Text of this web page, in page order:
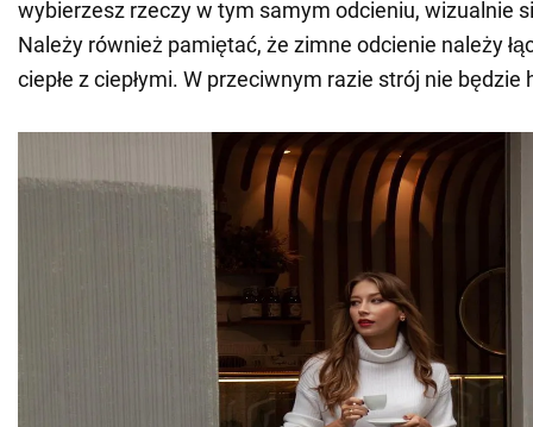
wybierzesz rzeczy w tym samym odcieniu, wizualnie
Należy również pamiętać, że zimne odcienie należy
ciepłe z ciepłymi. W przeciwnym razie strój nie będzie